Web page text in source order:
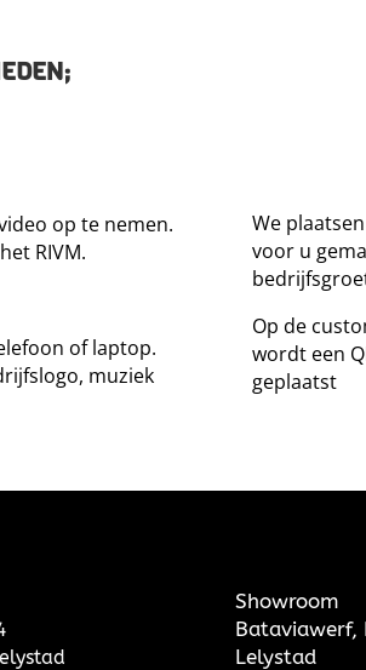
op te nemen.
RIVM.
of laptop.
muziek
We
voor u
Op de
wordt een
geplaatst
Showroom
Bataviawerf,
Lelystad